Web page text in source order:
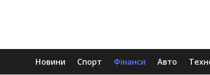
Новини Спорт Фінанси Авто